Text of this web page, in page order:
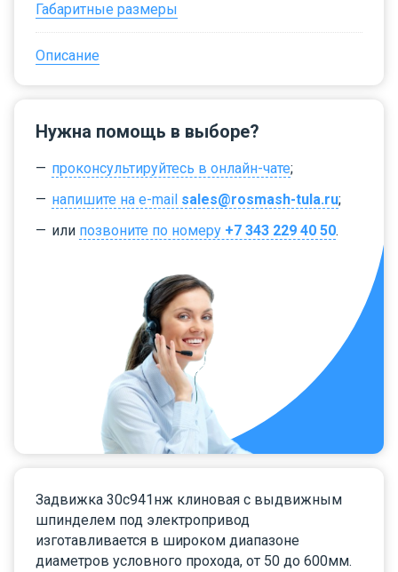
Габаритные размеры
Описание
Нужна помощь в выборе?
проконсультируйтесь в онлайн-чате;
напишите на e-mail sales@rosmash-tula.ru;
или позвоните по номеру +7 343 229 40 50.
Задвижка 30с941нж клиновая с выдвижным
шпинделем под электропривод
изготавливается в широком диапазоне
диаметров условного прохода, от 50 до 600мм.